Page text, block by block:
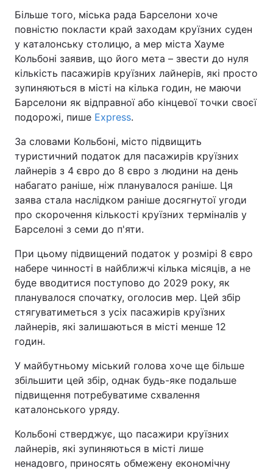
Більше того, міська рада Барселони хоче
повністю покласти край заходам круїзних суден
у каталонську столицю, а мер міста Хауме
Кольбоні заявив, що його мета – звести до нуля
кількість пасажирів круїзних лайнерів, які просто
зупиняються в місті на кілька годин, не маючи
Барселони як відправної або кінцевої точки своєї
подорожі, пише Express.
За словами Кольбоні, місто підвищить
туристичний податок для пасажирів круїзних
лайнерів з 4 євро до 8 євро з людини на день
набагато раніше, ніж планувалося раніше. Ця
заява стала наслідком раніше досягнутої угоди
про скорочення кількості круїзних терміналів у
Барселоні з семи до п'яти.
При цьому підвищений податок у розмірі 8 євро
набере чинності в найближчі кілька місяців, а не
буде вводитися поступово до 2029 року, як
планувалося спочатку, оголосив мер. Цей збір
стягуватиметься з усіх пасажирів круїзних
лайнерів, які залишаються в місті менше 12
годин.
У майбутньому міський голова хоче ще більше
збільшити цей збір, однак будь-яке подальше
підвищення потребуватиме схвалення
каталонського уряду.
Кольбоні стверджує, що пасажири круїзних
лайнерів, які зупиняються в місті лише
ненадовго, приносять обмежену економічну